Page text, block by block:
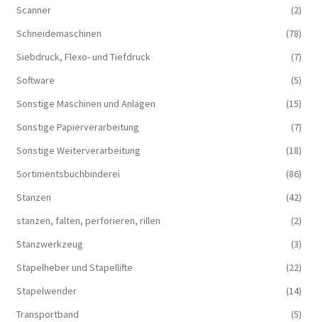
Scanner
(2)
Schneidemaschinen
(78)
Siebdruck, Flexo- und Tiefdruck
(7)
Software
(5)
Sonstige Maschinen und Anlagen
(15)
Sonstige Papierverarbeitung
(7)
Sonstige Weiterverarbeitung
(18)
Sortimentsbuchbinderei
(86)
Stanzen
(42)
stanzen, falten, perforieren, rillen
(2)
Stanzwerkzeug
(3)
Stapelheber und Stapellifte
(22)
Stapelwender
(14)
Transportband
(5)